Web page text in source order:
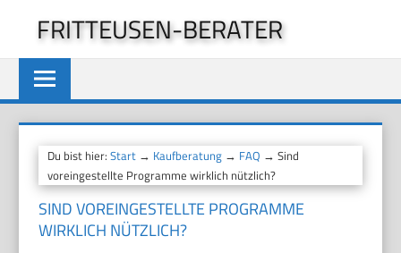
springen
FRITTEUSEN-BERATER
Du bist hier:Start → Kaufberatung → FAQ → Sind
voreingestellte Programme wirklich nützlich?
SIND VOREINGESTELLTE PROGRAMME
WIRKLICH NÜTZLICH?